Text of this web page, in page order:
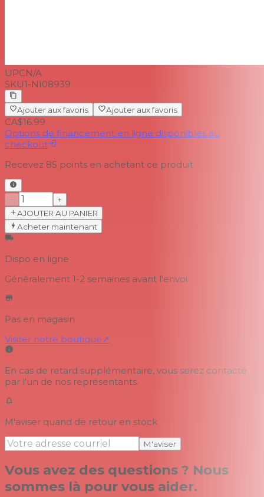
UPCN/A
SKU1-NI08939
Ajouter aux favoris Ajouter aux favoris
CA$16.99
Options de financement en ligne disponibles au
checkout
Recevez 85 points en achetant ce produit
−
+
AJOUTER AU PANIER
Acheter maintenant
Dispo en ligne
Généralement 1-2 semaines avant l'envoi
Pas en magasin
Visiter notre boutique↗
En cas de retard supplémentaire, vous serez contacté
par l'un de nos représentants.
M'aviser quand de retour en stock
M'aviser
Vous avez des questions ? Nous
sommes là pour vous aider.